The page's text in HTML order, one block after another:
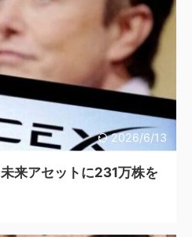
2026/6/13
来アセットに231万株を